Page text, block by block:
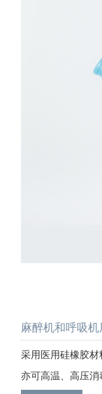
麻醉机和呼吸
采用医用硅橡胶材
亦可高温、高压消